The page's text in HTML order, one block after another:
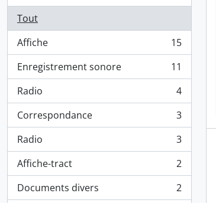
Tout
Affiche
, 15 résultats
15
Enregistrement sonore
, 11 résultats
11
Radio
, 4 résultats
4
Correspondance
, 3 résultats
3
Radio
, 3 résultats
3
Affiche-tract
, 2 résultats
2
Documents divers
, 2 résultats
2